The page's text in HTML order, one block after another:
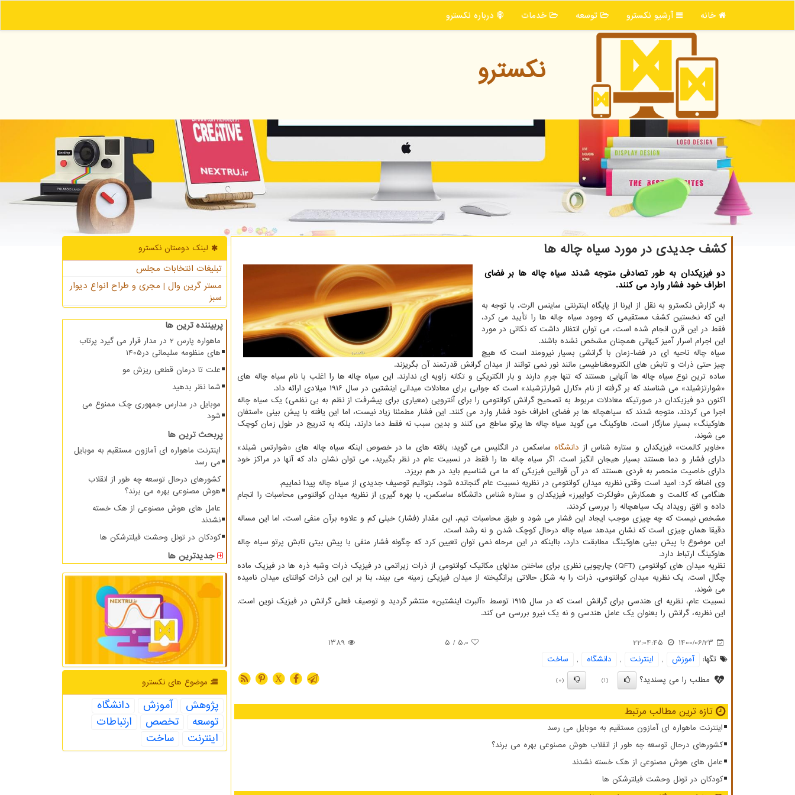
خانه آرشیو نكسترو توسعه خدمات درباره نكسترو
نكسترو
کشف جدیدی در مورد سیاه چاله ها
دو فیزیکدان به طور تصادفی متوجه شدند سیاه چاله ها بر فضای
اطراف خود فشار وارد می کنند.
به گزارش نکسترو به نقل از ایرنا از پایگاه اینترنتی ساینس الرت، با توجه به
این که نخستین کشف مستقیمی که وجود سیاه چاله ها را تأیید می کرد،
فقط در این قرن انجام شده است، می توان انتظار داشت که نکاتی در مورد
این اجرام اسرار آمیز کیهانی همچنان مشخص نشده باشند.
سیاه چاله ناحیه ای در فضا-زمان با گرانشی بسیار نیرومند است که هیچ
چیز حتی ذرات و تابش های الکترومغناطیسی مانند نور نمی توانند از میدان گرانش قدرتمند آن بگریزند.
ساده ترین نوع سیاه چاله ها آنهایی هستند که تنها جرم دارند و بار الکتریکی و تکانه زاویه ای ندارند. این سیاه چاله ها را اغلب با نام سیاه چاله های
«شوارتزشیلد» می شناسند که بر گرفته از نام «کارل شوارتزشیلد» است که جوابی برای معادلات میدانی اینشتین در سال ۱۹۱۶ میلادی ارائه داد.
اکنون دو فیزیکدان در صورتیکه معادلات مربوط به تصحیح گرانش کوانتومی را برای آنتروپی (معیاری برای پیشرفت از نظم به بی نظمی) یک سیاه چاله
اجرا می کردند، متوجه شدند که سیاهچاله ها بر فضای اطراف خود فشار وارد می کنند. این فشار مطمئنا زیاد نیست، اما این یافته با پیش بینی «استفان
هاوکینگ» بسیار سازگار است. هاوکینگ می گوید سیاه چاله ها پرتو ساطع می کنند و بدین سبب نه فقط دما دارند، بلکه به تدریج در طول زمان کوچک
می شوند.
«خاویر کالمت» فیزیکدان و ستاره شناس از دانشگاه ساسکس در انگلیس می گوید: یافته های ما در خصوص اینکه سیاه چاله های «شوارتس شیلد»
دارای فشار و دما هستند بسیار هیجان انگیز است. اگر سیاه چاله ها را فقط در نسبیت عام در نظر بگیرید، می توان نشان داد که آنها در مراکز خود
دارای خاصیت منحصر به فردی هستند که در آن قوانین فیزیکی که ما می شناسیم باید در هم بریزد.
وی اضافه کرد: امید است وقتی نظریه میدان کوانتومی در نظریه نسبیت عام گنجانده شود، بتوانیم توصیف جدیدی از سیاه چاله پیدا نماییم.
هنگامی که کالمت و همکارش «فولکرت کوایپرز» فیزیکدان و ستاره شناس دانشگاه ساسکس، با بهره گیری از نظریه میدان کوانتومی محاسبات را انجام
داده و افق رویداد یک سیاهچاله را بررسی کردند.
مشخص نیست که چه چیزی موجب ایجاد این فشار می شود و طبق محاسبات تیم، این مقدار (فشار) خیلی کم و علاوه برآن منفی است، اما این مساله
دقیقا همان چیزی است که نشان میدهد سیاه چاله درحال کوچک شدن و نه رشد است.
این موضوع با پیش بینی هاوکینگ مطابقت دارد، بااینکه در این مرحله نمی توان تعیین کرد که چگونه فشار منفی با پیش بیتی تابش پرتو سیاه چاله
هاوکینگ ارتباط دارد.
نظریه میدان های کوانتومی (QFT) چارچوبی نظری برای ساختن مدلهای مکانیک کوانتومی از ذرات زیراتمی در فیزیک ذرات وشبه ذره ها در فیزیک ماده
چگال است. یک نظریه میدان کوانتومی، ذرات را به شکل حالاتی برانگیخته از میدان فیزیکی زمینه می بیند، بنا بر این این ذرات کوانتای میدان نامیده
می شوند.
نسبیت عام، نظریه ای هندسی برای گرانش است که در سال ۱۹۱۵ توسط «آلبرت اینشتین» منتشر گردید و توصیف فعلی گرانش در فیزیک نوین است.
این نظریه، گرانش را بعنوان یک عامل هندسی و نه یک نیرو بررسی می کند.
1400/06/23
22:04:45
5.0
/ 5
1389
تگها:
آموزش , اینترنت , دانشگاه ,
ساخت
مطلب را می پسندید؟
(1)
(0)
X
تازه ترین مطالب مرتبط
اینترنت ماهواره ای آمازون مستقیم به موبایل می رسد
کشورهای درحال توسعه چه طور از انقلاب هوش مصنوعی بهره می برند؟
عامل های هوش مصنوعی از هک خسته نشدند
کودکان در تونل وحشت فیلترشکن ها
لینک دوستان نكسترو
تبلیغات انتخابات مجلس
مستر گرین وال | مجری و طراح انواع دیوار
سبز
پربیننده ترین ها
ماهواره پارس 2 در مدار قرار می گیرد پرتاب
های منظومه سلیمانی در1405
علت تا درمان قطعی ریزش مو
شما نظر بدهید
موبایل در مدارس جمهوری چک ممنوع می
شود
پربحث ترین ها
اینترنت ماهواره ای آمازون مستقیم به موبایل
می رسد
کشورهای درحال توسعه چه طور از انقلاب
هوش مصنوعی بهره می برند؟
عامل های هوش مصنوعی از هک خسته
نشدند
کودکان در تونل وحشت فیلترشکن ها
جدیدترین ها
موضوع های نكسترو
پژوهش آموزش
دانشگاه
توسعه
تخصص
ارتباطات
اینترنت
ساخت